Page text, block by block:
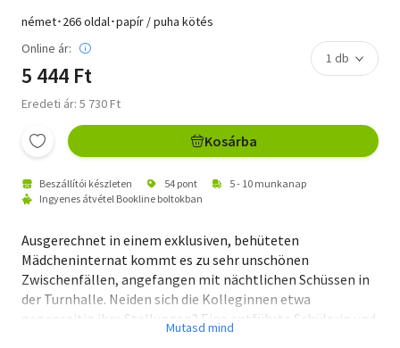
német･266 oldal･papír / puha kötés
Online ár:
5 444 Ft
Eredeti ár: 5 730 Ft
Kosárba
Beszállítói készleten 54 pont
5 - 10 munkanap
Ingyenes átvétel Bookline boltokban
Ausgerechnet in einem exklusiven, behüteten
Mädcheninternat kommt es zu sehr unschönen
Zwischenfällen, angefangen mit nächtlichen Schüssen in
der Turnhalle. Neiden sich die Kolleginnen etwa
gegenseitig ihre Stellungen? Eine entführte Schülerin und
eine ermordete Lehrerin später ist klar: Man hat es mit